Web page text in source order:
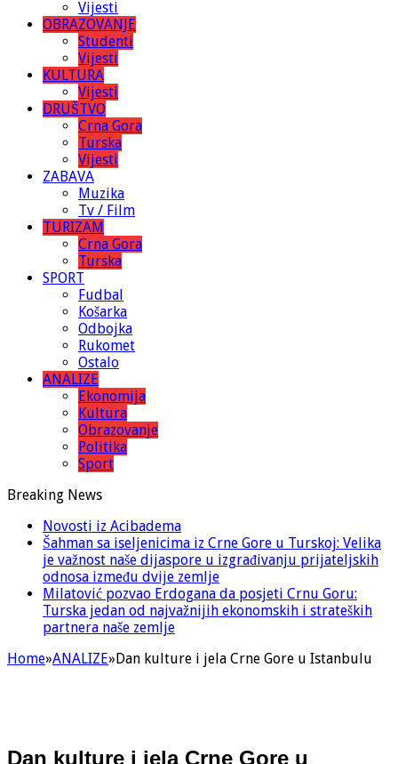
Vijesti
OBRAZOVANJE
Studenti
Vijesti
KULTURA
Vijesti
DRUŠTVO
Crna Gora
Turska
Vijesti
ZABAVA
Muzika
Tv / Film
TURIZAM
Crna Gora
Turska
SPORT
Fudbal
Košarka
Odbojka
Rukomet
Ostalo
ANALIZE
Ekonomija
Kultura
Obrazovanje
Politika
Sport
Breaking News
Novosti iz Acibadema
Šahman sa iseljenicima iz Crne Gore u Turskoj: Velika
je važnost naše dijaspore u izgrađivanju prijateljskih
odnosa između dvije zemlje
Milatović pozvao Erdogana da posjeti Crnu Goru:
Turska jedan od najvažnijih ekonomskih i strateških
partnera naše zemlje
Home»ANALIZE»Dan kulture i jela Crne Gore u Istanbulu
Dan kulture i jela Crne Gore u